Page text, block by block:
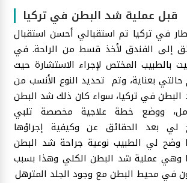
قبل عملية شد البطن في تركيا
في تركيا تم استقبالي أحسن استقبال
إلى الفندق لأخذ قسط من الراحة. في
بالطبيب المختص لإجراء الاستشارة حيث
حالتي بعناية، وتم تحديد النوع الأنسب من
البطن في تركيا، سواء كان ذلك شد البطن
ووضع خطة علاجية مخصصة تلبي
لي بعد الحقائق عن وكيفية إجراؤها
وضح لي الطبيب نوعية جراحة شد البطن
وهي عملية شد البطن الكلي وهذا بسبب